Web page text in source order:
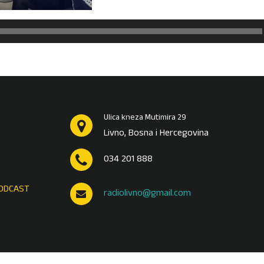
Ulica kneza Mutimira 29
Livno, Bosna i Hercegovina
034 201 888
radiolivno@gmail.com